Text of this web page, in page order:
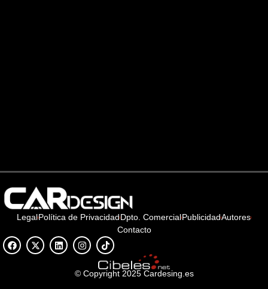
LegalPolítica de PrivacidadDpto. ComercialPublicidadAutores
Contacto
© Copyright 2025 Cardesing.es